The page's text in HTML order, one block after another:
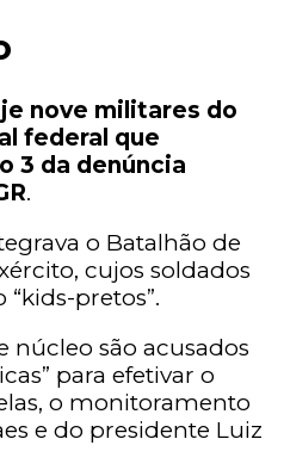
nove militares do
federal que
3 da denúncia
.
o Batalhão de
cujos soldados
pretos”.
núcleo são acusados
para efetivar o
o monitoramento
e do presidente Luiz